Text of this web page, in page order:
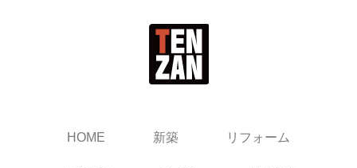
HOME 新築 リフォーム